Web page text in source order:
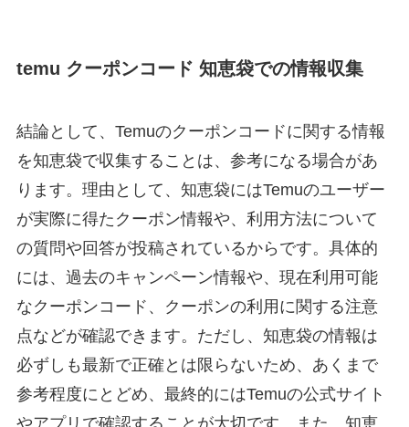
temu クーポンコード 知恵袋での情報収集
結論として、Temuのクーポンコードに関する情報
を知恵袋で収集することは、参考になる場合があ
ります。理由として、知恵袋にはTemuのユーザー
が実際に得たクーポン情報や、利用方法について
の質問や回答が投稿されているからです。具体的
には、過去のキャンペーン情報や、現在利用可能
なクーポンコード、クーポンの利用に関する注意
点などが確認できます。ただし、知恵袋の情報は
必ずしも最新で正確とは限らないため、あくまで
参考程度にとどめ、最終的にはTemuの公式サイト